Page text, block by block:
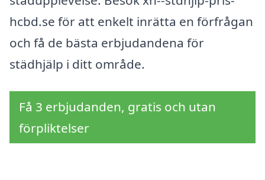
hcbd.se för att enkelt inrätta en förfrågan
och få de bästa erbjudandena för
städhjälp i ditt område.
Få 3 erbjudanden, gratis och utan
förpliktelser